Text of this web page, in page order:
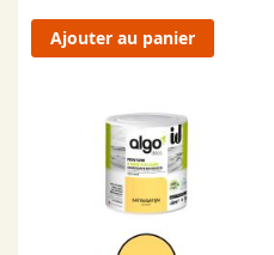
Ajouter au panier